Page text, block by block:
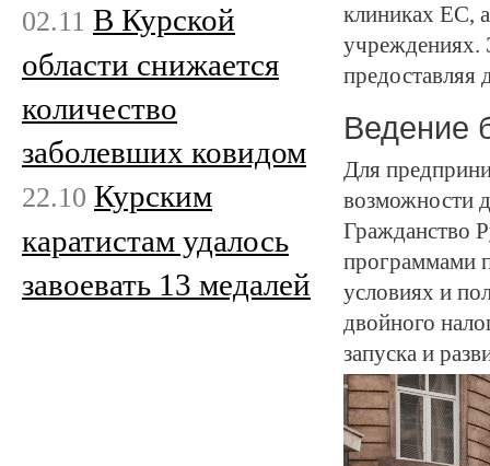
клиниках ЕС,
учреждениях.
предоставляя
Ведение
Для
возможности
Гражданство
программами
условиях и
двойного
запуска и
02.11 В Курской
области снижается
количество
заболевших ковидом
22.10 Курским
каратистам удалось
завоевать 13 медалей